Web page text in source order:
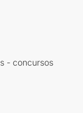
- concursos